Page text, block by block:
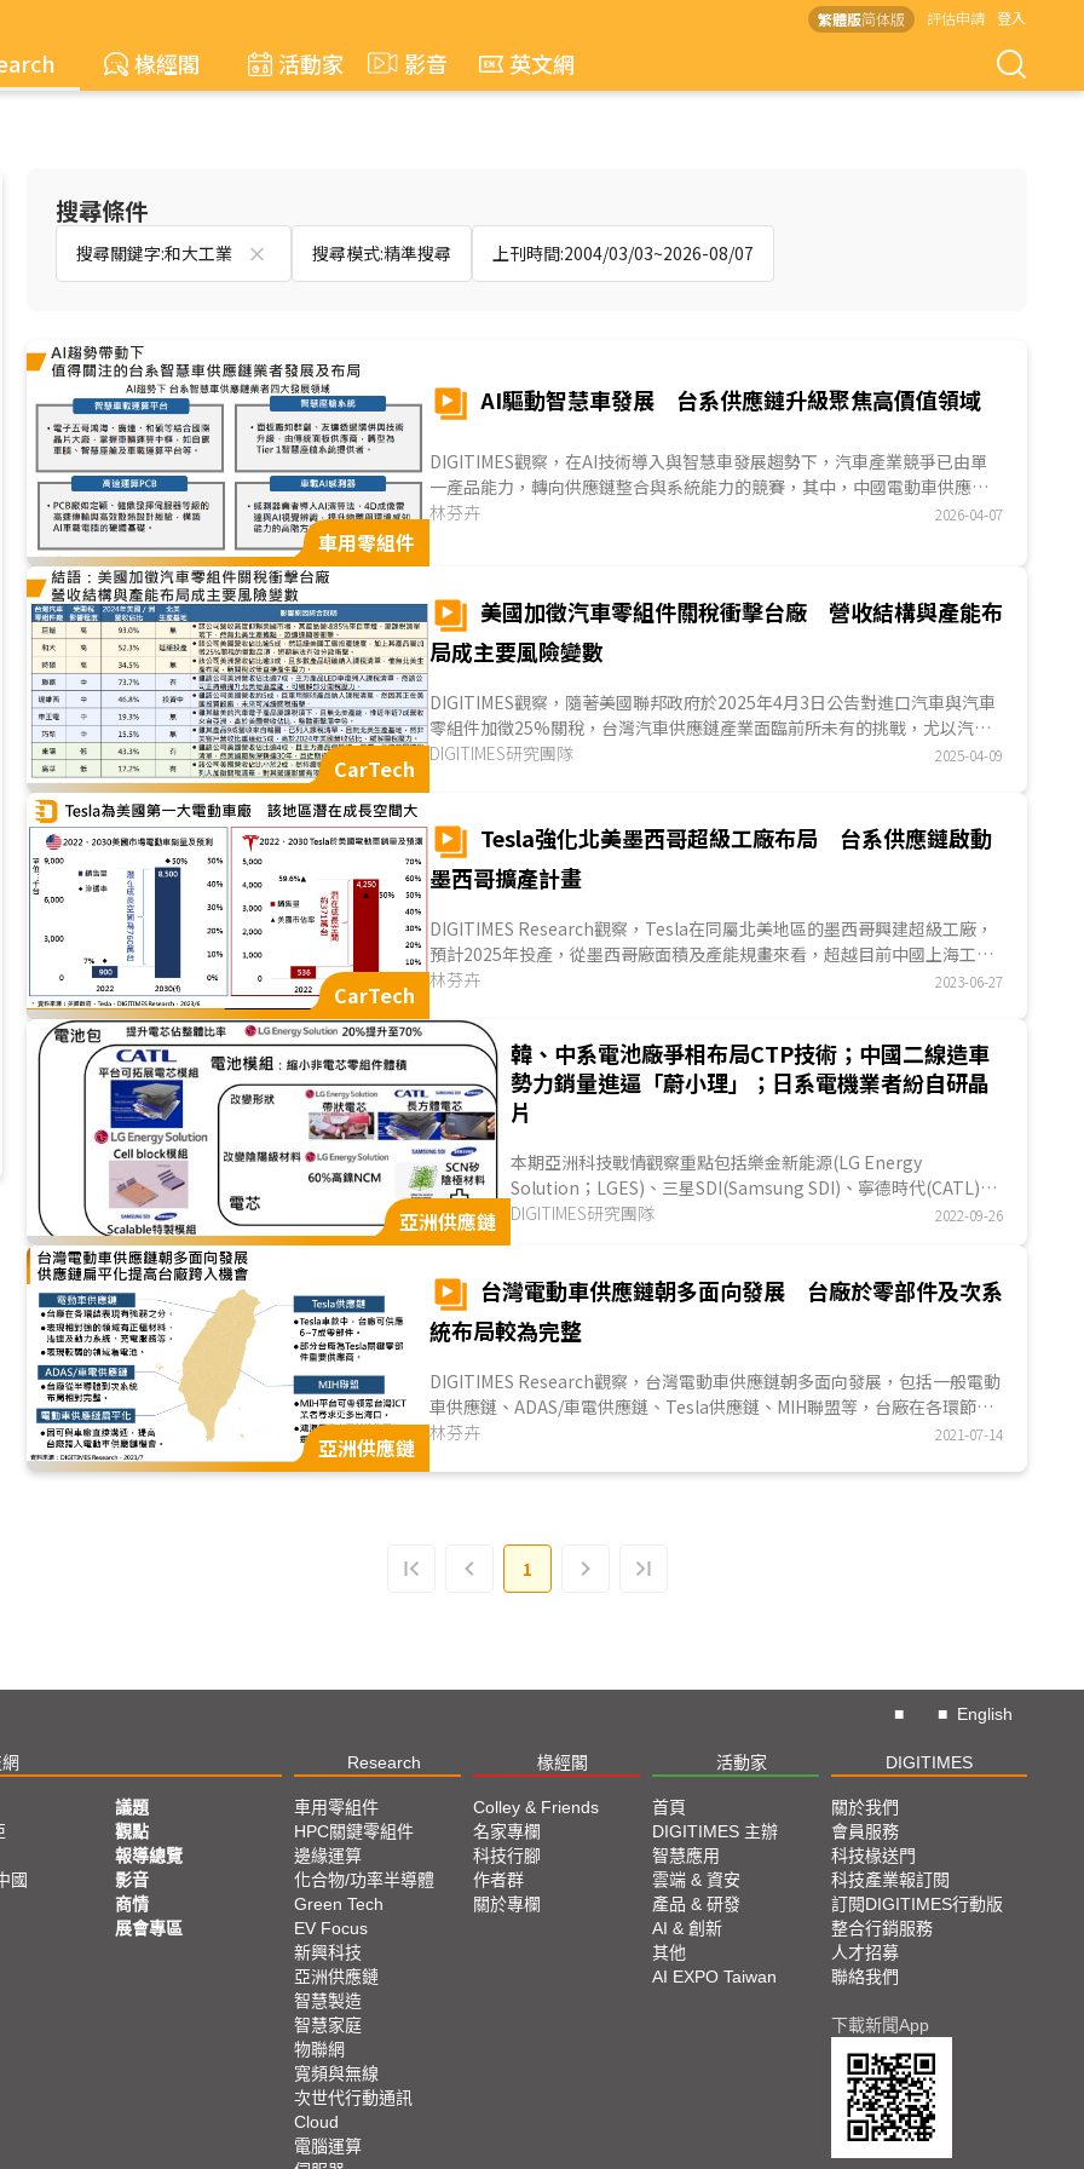
繁體版简体版 評估申請 登入
椽經閣 活動家 影音 英文網
搜尋條件
搜尋關鍵字:和大工業 搜尋模式:精準搜尋 上刊時間:2004/03/03~2026-08/07
車用零組件
AI驅動智慧車發展 台系供應鏈升級聚焦高價值領域
DIGITIMES觀察，在AI技術導入與智慧車發展趨勢下，汽車產業競爭已由單
一產品能力，轉向供應鏈整合與系統能力的競賽，其中，中國電動車供應鏈
已於電池材料、電池製造、整車與充電服務形成完整產業聚落。相較之下，
廠已具海外出貨實績，並在AI趨勢帶動下，逐步切入車載運算、智慧座艙、
林芬卉 2026-04-07
CarTech
美國加徵汽車零組件關稅衝擊台廠 營收結構與產能布
局成主要風險變數
DIGITIMES觀察，隨著美國聯邦政府於2025年4月3日公告對進口汽車與汽車
零組件加徵25%關稅，台灣汽車供應鏈產業面臨前所未有的挑戰，尤以汽車
零組件業者影響程度最為顯著......
DIGITIMES研究團隊 2025-04-09
CarTech
Tesla強化北美墨西哥超級工廠布局 台系供應鏈啟動
墨西哥擴產計畫
DIGITIMES Research觀察，Tesla在同屬北美地區的墨西哥興建超級工廠，
預計2025年投產，從墨西哥廠面積及產能規畫來看，超越目前中國上海工廠
規模，意味著在中美關係...
林芬卉 2023-06-27
亞洲供應鏈
韓、中系電池廠爭相布局CTP技術；中國二線造車
勢力銷量進逼「蔚小理」；日系電機業者紛自研晶
片
本期亞洲科技戰情觀察重點包括樂金新能源(LG Energy
Solution；LGES)、三星SDI(Samsung SDI)、寧德時代(CATL)近
期公布新一代電池技術，主要將著重在電芯與電...
DIGITIMES研究團隊 2022-09-26
亞洲供應鏈
台灣電動車供應鏈朝多面向發展 台廠於零部件及次系
統布局較為完整
DIGITIMES Research觀察，台灣電動車供應鏈朝多面向發展，包括一般電動
車供應鏈、ADAS/車電供應鏈、Tesla供應鏈、MIH聯盟等，台廠在各環節表
現有強弱之分，其中，於零部件及次系統布局相對完整，不僅打入國際一階
立，亦將提供台灣ICT業者更多出海口。另外，因電動車供應鏈漸朝向扁平化
域有電池正極材料、馬達及動力系統、充電服務等；表現較弱的部分為電
池，因中國大陸電池產能規模大、性價比高，導致台廠擴產意願較低，此恐
對完整，舉例來說，台廠在ADAS用感測器不僅投入的業者多，且已打入國際
的零部件，部分台廠亦為其關鍵零部件重要供應商。DIGITMES Research預
業績增長。
鴻海所催生的MIH聯盟也可帶給台灣電動車產業發展另一個機會，因MIH
平台扮演虛擬Tier 1角色，將原本分散的台灣ICT業者集結起來，創造更多出
海口。
另一方面，電動車供應鏈漸朝向扁平化發展，台廠可與車廠直接溝通，
更能掌握車廠對未來趨勢的看法及技術要求，故將提高台廠跨入電動車供應
林芬卉 2021-07-14
1
■ ■ English
Research 椽經閣 活動家 DIGITIMES
國
議題
觀點
報導總覽
影音
商情
展會專區
車用零組件
HPC關鍵零組件
邊緣運算
化合物/功率半導體
Green Tech
EV Focus
新興科技
亞洲供應鏈
智慧製造
智慧家庭
物聯網
寬頻與無線
次世代行動通訊
Cloud
電腦運算
Colley & Friends
名家專欄
科技行腳
作者群
關於專欄
首頁
DIGITIMES 主辦
智慧應用
雲端 & 資安
產品 & 研發
AI & 創新
其他
AI EXPO Taiwan
關於我們
會員服務
科技椽送門
科技產業報訂閱
訂閱DIGITIMES行動版
整合行銷服務
人才招募
聯絡我們
下載新聞App